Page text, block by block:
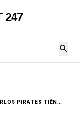
247
search
PIRATES TIẾN